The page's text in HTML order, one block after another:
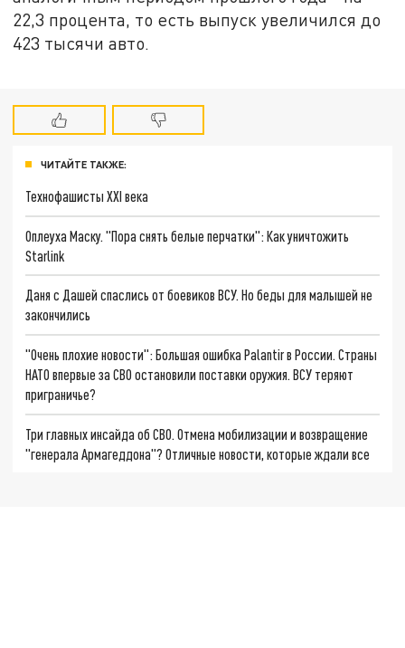
22,3 процента, то есть выпуск увеличился до
423 тысячи авто.
ЧИТАЙТЕ ТАКЖЕ:
Технофашисты XXI века
Оплеуха Маску. "Пора снять белые перчатки": Как уничтожить
Starlink
Даня с Дашей спаслись от боевиков ВСУ. Но беды для малышей не
закончились
"Очень плохие новости": Большая ошибка Palantir в России. Страны
НАТО впервые за СВО остановили поставки оружия. ВСУ теряют
приграничье?
Три главных инсайда об СВО. Отмена мобилизации и возвращение
"генерала Армагеддона"? Отличные новости, которые ждали все